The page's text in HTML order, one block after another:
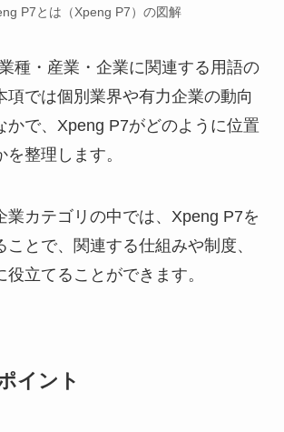
P7とは（Xpeng P7）の図解
種・産業・企業に関連する用語の
項では個別業界や有力企業の動向
かで、Xpeng P7がどのように位置
整理します。
業カテゴリの中では、Xpeng P7を
ことで、関連する仕組みや制度、
立てることができます。
イント